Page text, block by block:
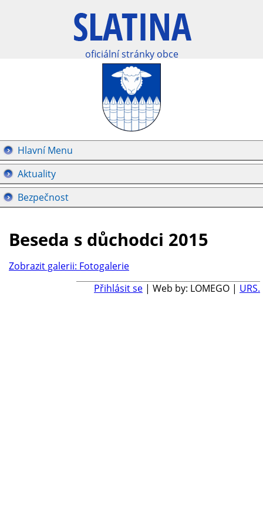
oficiální stránky obce
Hlavní Menu
Aktuality
Bezpečnost
Beseda s důchodci 2015
Zobrazit galerii: Fotogalerie
Přihlásit se | Web by: LOMEGO | URS.